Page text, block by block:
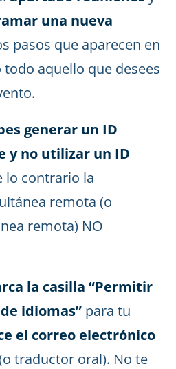
una nueva
pasos que aparecen en
aquello que desees
generar un ID
y no utilizar un ID
lo contrario la
remota (o
remota) NO
la casilla “Permitir
idiomas” para tu
el correo electrónico
traductor oral). No te